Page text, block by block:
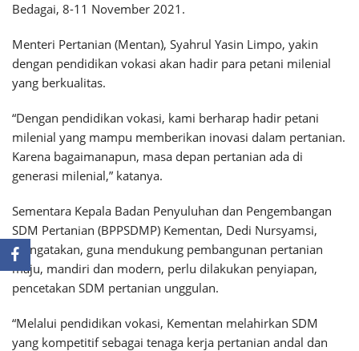
Bedagai, 8-11 November 2021.
Menteri Pertanian (Mentan), Syahrul Yasin Limpo, yakin
dengan pendidikan vokasi akan hadir para petani milenial
yang berkualitas.
“Dengan pendidikan vokasi, kami berharap hadir petani
milenial yang mampu memberikan inovasi dalam pertanian.
Karena bagaimanapun, masa depan pertanian ada di
generasi milenial,” katanya.
Sementara Kepala Badan Penyuluhan dan Pengembangan
SDM Pertanian (BPPSDMP) Kementan, Dedi Nursyamsi,
mengatakan, guna mendukung pembangunan pertanian
maju, mandiri dan modern, perlu dilakukan penyiapan,
pencetakan SDM pertanian unggulan.
“Melalui pendidikan vokasi, Kementan melahirkan SDM
yang kompetitif sebagai tenaga kerja pertanian andal dan